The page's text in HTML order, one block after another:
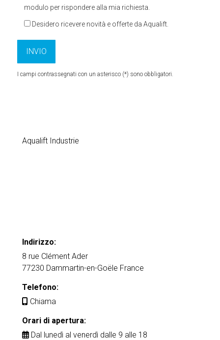
modulo per rispondere alla mia richiesta.
Desidero ricevere novità e offerte da Aqualift.
I campi contrassegnati con un asterisco (*) sono obbligatori.
Aqualift Industrie
Indirizzo:
8 rue Clément Ader
77230 Dammartin-en-Goële France
Telefono:
Chiama
Orari di apertura:
Dal lunedì al venerdì dalle 9 alle 18